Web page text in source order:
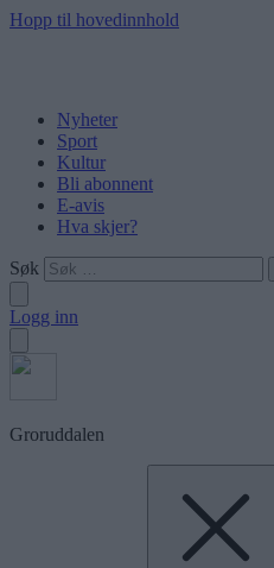
Hopp til hovedinnhold
Nyheter
Sport
Kultur
Bli abonnent
E-avis
Hva skjer?
Søk
Logg inn
Groruddalen